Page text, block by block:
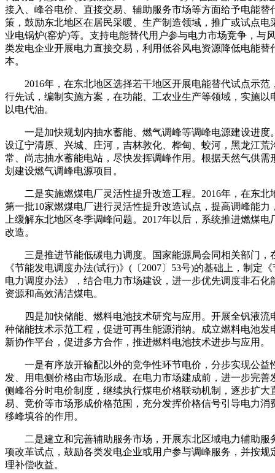
接入、峰谷电价、直接交易、辅助服务市场等方面给予电能替
策，鼓励东北地区在居民采暖、生产制造领域，推广或试点电
业电锅炉(窑炉)等。支持电能替代用户参与电力市场竞争，与
类发电企业开展电力直接交易，利用低谷风电资源降低电能替
本。
2016年，在东北地区选择若干地区开展电能替代试点示范
行先试，编制实施方案，在功能、工农业生产等领域，实施以
以电代油。
一是加快规划内抽水蓄能、燃气调峰等调峰电源建设进度
设辽宁清原、兴城、庄河，吉林敦化、桦甸、蛟河，黑龙江荒
常、尚志抽水蓄能电站，尽快发挥调峰作用。根据天然气供需
划建设燃气调峰电源项目。
二是实施燃煤电厂灵活性提升改造工程。2016年，在东北
第一批10家燃煤电厂进行灵活性提升改造试点，提高调峰能力
上缓解东北地区冬季调峰问题。2017年以后，系统推进燃煤电
改造。
三是推进节能低碳电力调度。国家能源局会同相关部门，
《节能发电调度办法(试行)》(〔2007〕53号)的基础上，制定
电力调度办法》，结合电力市场建设，进一步优先调度非石化
资源和高效清洁煤电。
四是加快储能、燃料电池技术研究与应用。开展全钒液流
种储能技术示范工程，促进可再生能源消纳。成立燃料电池发
新协作平台，促进多方合作，推进燃料电池技术进步与应用。
一是有序放开输配以外的竞争性环节电价，分步实现公益
发、用电侧价格由市场形成。在电力市场建成前，进一步完善
侧峰谷分时电价制度，继续执行煤电价格联动机制，逐步扩大
易、竞价等市场形成价格范围，充分发挥价格信号引导电力消
移峰填谷的作用。
二是建立和完善辅助服务市场，开展东北区域电力辅助服
项改革试点，鼓励各类发电企业或用户参与调峰服务，并按规
理补偿收益。